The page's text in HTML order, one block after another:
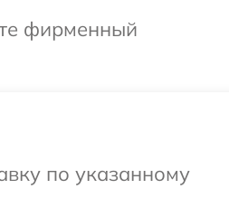
фирменный
по указанному